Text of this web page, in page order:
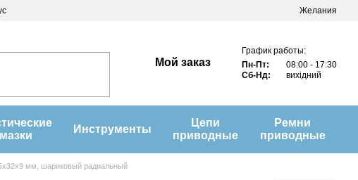
Желания
Мой заказ
График работы:
Пн-Пт:
08:00 - 17:30
Сб-Нд:
вихідний
Инструменты
Цепи
приводные
Ремни
приводные
мм, шариковый радиальный